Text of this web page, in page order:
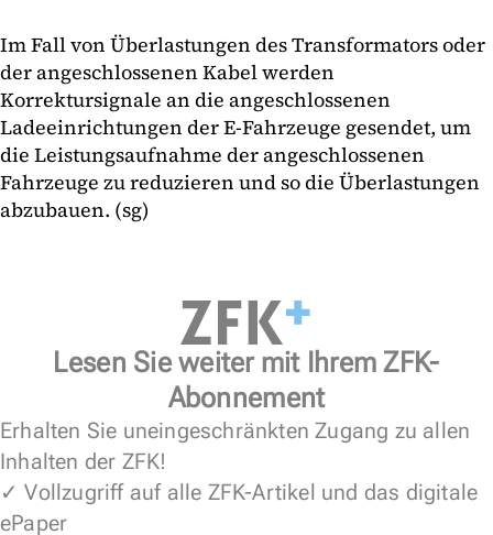
Im Fall von Überlastungen des Transformators oder
der angeschlossenen Kabel werden
Korrektursignale an die angeschlossenen
Ladeeinrichtungen der E-Fahrzeuge gesendet, um
die Leistungsaufnahme der angeschlossenen
Fahrzeuge zu reduzieren und so die Überlastungen
abzubauen. (sg)
Lesen Sie weiter mit Ihrem ZFK-
Abonnement
Erhalten Sie uneingeschränkten Zugang zu allen
Inhalten der ZFK!
✓ Vollzugriff auf alle ZFK-Artikel und das digitale
ePaper